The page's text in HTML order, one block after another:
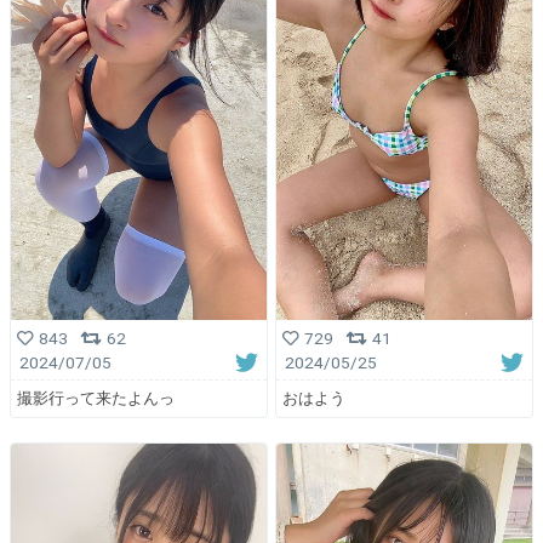
843
62
2024/07/05
撮影行って来たよんっ
729
41
2024/05/25
おはよう